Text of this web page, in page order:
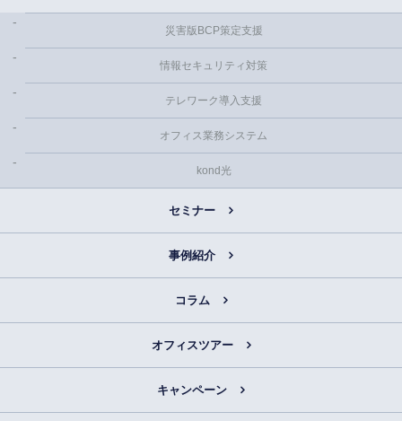
災害版BCP策定支援
情報セキュリティ対策
テレワーク導入支援
オフィス業務システム
kond光
セミナー
事例紹介
コラム
オフィスツアー
キャンペーン